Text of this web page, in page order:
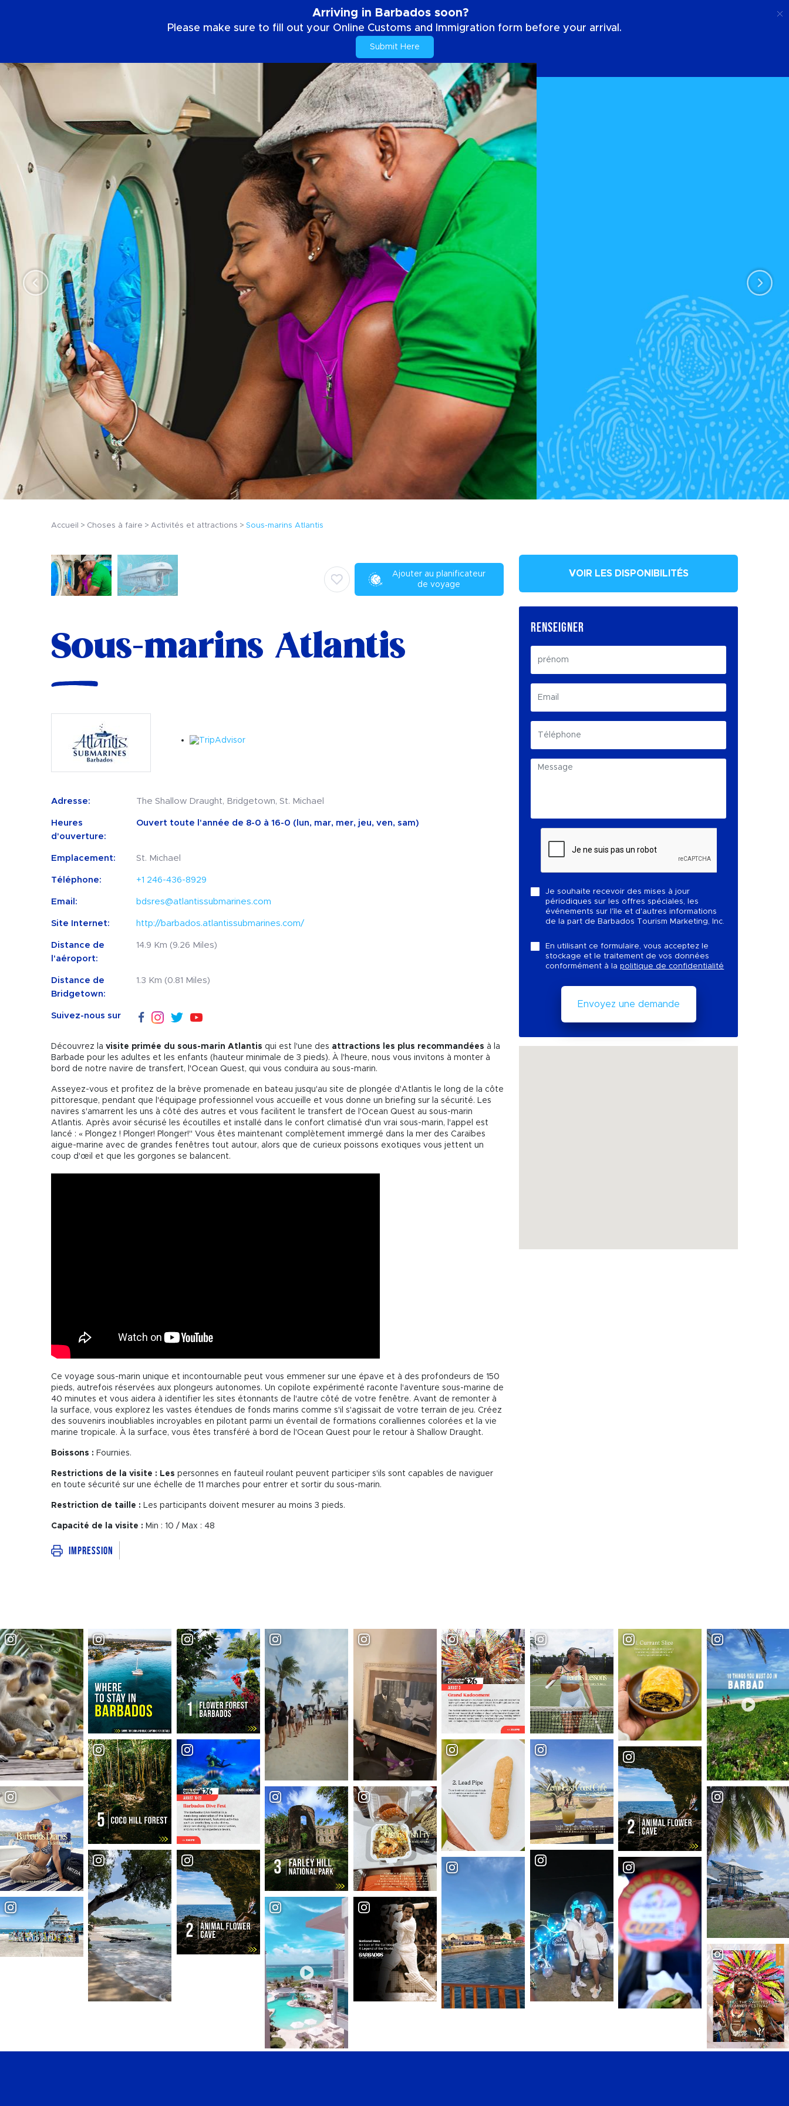
Arriving in Barbados soon?
Please make sure to fill out your Online Customs and Immigration form before your arrival.
Submit Here
Accueil Choses à faire Activités et attractions Sous-marins Atlantis
Ajouter au planificateur
de voyage
Sous-marins Atlantis
Adresse: The Shallow Draught, Bridgetown, St. Michael
Heures
d'ouverture:
Ouvert toute l'année de 8-0 à 16-0 (lun, mar, mer, jeu, ven, sam)
Emplacement: St. Michael
Téléphone: +1 246-436-8929
Email: bdsres@atlantissubmarines.com
Site Internet: http://barbados.atlantissubmarines.com/
Distance de
l'aéroport:
14.9 Km (9.26 Miles)
Distance de
Bridgetown:
1.3 Km (0.81 Miles)
Suivez-nous sur
Découvrez la visite primée du sous-marin Atlantis qui est l'une des attractions les plus recommandées à la
Barbade pour les adultes et les enfants (hauteur minimale de 3 pieds). À l'heure, nous vous invitons à monter à
bord de notre navire de transfert, l'Ocean Quest, qui vous conduira au sous-marin.
Asseyez-vous et profitez de la brève promenade en bateau jusqu'au site de plongée d'Atlantis le long de la côte
pittoresque, pendant que l'équipage professionnel vous accueille et vous donne un briefing sur la sécurité. Les
navires s'amarrent les uns à côté des autres et vous facilitent le transfert de l'Ocean Quest au sous-marin
Atlantis. Après avoir sécurisé les écoutilles et installé dans le confort climatisé d'un vrai sous-marin, l'appel est
lancé : « Plongez ! Plonger! Plonger!" Vous êtes maintenant complètement immergé dans la mer des Caraïbes
aigue-marine avec de grandes fenêtres tout autour, alors que de curieux poissons exotiques vous jettent un
coup d'œil et que les gorgones se balancent.
Ce voyage sous-marin unique et incontournable peut vous emmener sur une épave et à des profondeurs de 150
pieds, autrefois réservées aux plongeurs autonomes. Un copilote expérimenté raconte l'aventure sous-marine de
40 minutes et vous aidera à identifier les sites étonnants de l'autre côté de votre fenêtre. Avant de remonter à
la surface, vous explorez les vastes étendues de fonds marins comme s'il s'agissait de votre terrain de jeu. Créez
des souvenirs inoubliables incroyables en pilotant parmi un éventail de formations coralliennes colorées et la vie
marine tropicale. À la surface, vous êtes transféré à bord de l'Ocean Quest pour le retour à Shallow Draught.
Boissons : Fournies.
Restrictions de la visite : Les personnes en fauteuil roulant peuvent participer s'ils sont capables de naviguer
en toute sécurité sur une échelle de 11 marches pour entrer et sortir du sous-marin.
Restriction de taille : Les participants doivent mesurer au moins 3 pieds.
Capacité de la visite : Min : 10 / Max : 48
Impression
VOIR LES DISPONIBILITÉS
RENSEIGNER
Je souhaite recevoir des mises à jour
périodiques sur les offres spéciales, les
événements sur l'île et d'autres informations
de la part de Barbados Tourism Marketing, Inc.
En utilisant ce formulaire, vous acceptez le
stockage et le traitement de vos données
conformément à lapolitique de confidentialité